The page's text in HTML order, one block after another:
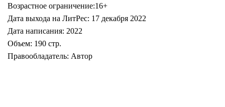
Возрастное ограничение:16+
Дата выхода на ЛитРес: 17 декабря 2022
Дата написания: 2022
Объем: 190 стр.
Правообладатель: Автор